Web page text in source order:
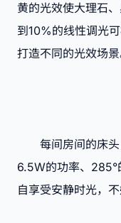
黄的光效使大理石
到10%的线性调光
打造不同的光效场景
每间房间的床头
6.5W的功率、285°
自享受安静时光，不